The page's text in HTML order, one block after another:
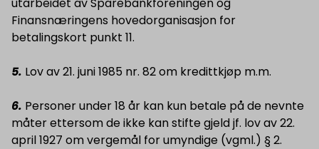
Finansnæringens hovedorganisasjon for
betalingskort punkt 11.
5. Lov av 21. juni 1985 nr. 82 om kredittkjøp m.m.
6. Personer under 18 år kan kun betale på de nevnte
måter ettersom de ikke kan stifte gjeld jf. lov av 22.
april 1927 om vergemål for umyndige (vgml.) § 2.